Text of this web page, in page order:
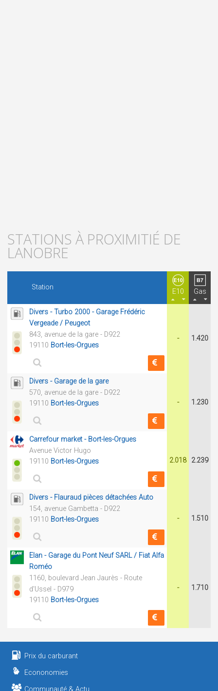
STATIONS À PROXIMITIÉ DE
LANOBRE
Station
E10 Gas
Divers - Turbo 2000 - Garage Frédéric
Vergeade / Peugeot
843, avenue de la gare - D922
19110 Bort-les-Orgues
- 1.420
Divers - Garage de la gare
570, avenue de la gare - D922
19110 Bort-les-Orgues - 1.230
Carrefour market - Bort-les-Orgues
Avenue Victor Hugo
19110 Bort-les-Orgues 2.018 2.239
Divers - Flauraud pièces détachées Auto
154, avenue Gambetta - D922
19110 Bort-les-Orgues - 1.510
Elan - Garage du Pont Neuf SARL / Fiat Alfa
Roméo
1160, boulevard Jean Jaurès - Route
d'Ussel - D979
19110 Bort-les-Orgues
- 1.710
Prix du carburant
Econonomies
Communauté & Actu